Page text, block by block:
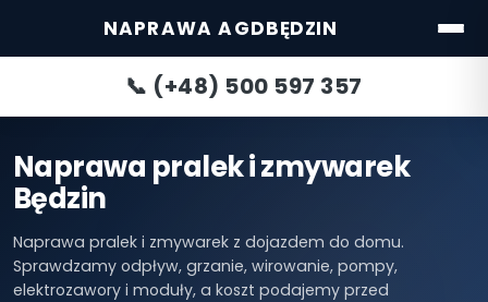
NAPRAWA AGDBĘDZIN
📞 (+48) 500 597 357
Naprawa pralek i zmywarek
Będzin
Naprawa pralek i zmywarek z dojazdem do domu.
Sprawdzamy odpływ, grzanie, wirowanie, pompy,
elektrozawory i moduły, a koszt podajemy przed
✓Decydujesz się na
bezpłatna, wliczona
ℹ Rezygnujesz z
ustalana indywidualnie
z serwisantem